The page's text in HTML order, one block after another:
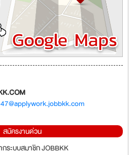
สมัครงานด่วน
กระบบสมาชิก JOBBKK